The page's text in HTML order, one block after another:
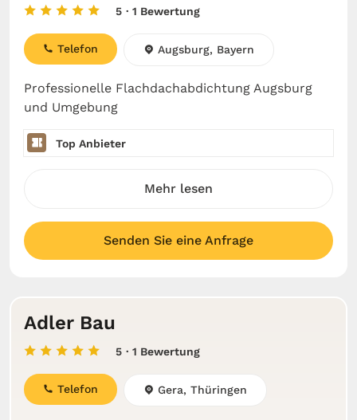
5 · 1 Bewertung
Professionelle Flachdachabdichtung Augsburg
und Umgebung
Telefon Augsburg, Bayern
Top Anbieter
Mehr lesen
Senden Sie eine Anfrage
Adler Bau
5 · 1 Bewertung
Telefon Gera, Thüringen